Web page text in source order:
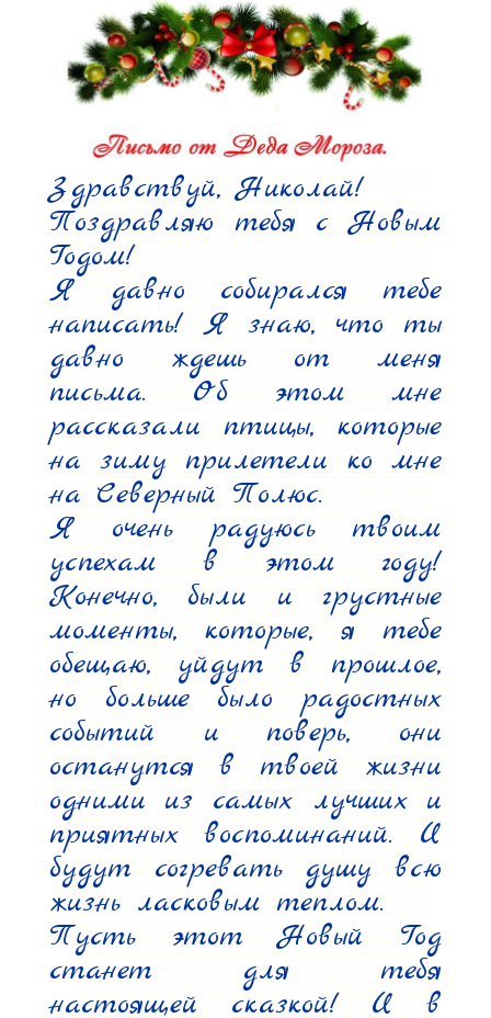
Здравствуй, Николай!
Поздравляю тебя с Новым
Годом!
Я давно собирался тебе
написать! Я знаю, что ты
давно ждешь от меня
письма. Об этом мне
рассказали птицы, которые
на зиму прилетели ко мне
на Северный Полюс.
Я очень радуюсь твоим
успехам в этом году!
Конечно, были и грустные
моменты, которые, я тебе
обещаю, уйдут в прошлое,
но больше было радостных
событий и поверь, они
останутся в твоей жизни
одними из самых лучших и
приятных воспоминаний. И
будут согревать душу всю
жизнь ласковым теплом.
Пусть этот Новый Год
станет для тебя
настоящей сказкой! И в